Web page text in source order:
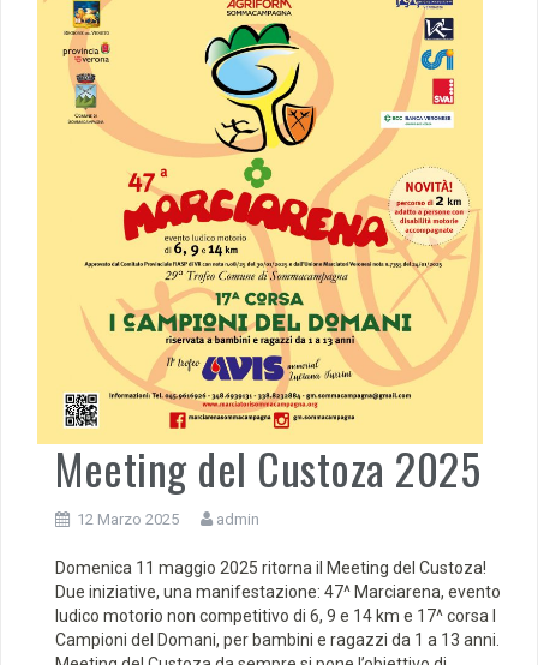
Meeting del Custoza 2025
12 Marzo 2025 admin
Domenica 11 maggio 2025 ritorna il Meeting del Custoza!
Due iniziative, una manifestazione: 47^ Marciarena, evento
ludico motorio non competitivo di 6, 9 e 14 km e 17^ corsa I
Campioni del Domani, per bambini e ragazzi da 1 a 13 anni.